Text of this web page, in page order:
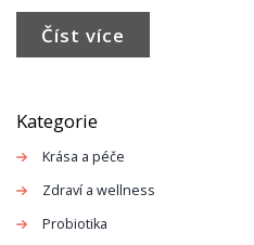
metody, jak řešit případnou
chováním.
Číst více
Kategorie
Krása a péče
Zdraví a wellness
Probiotika